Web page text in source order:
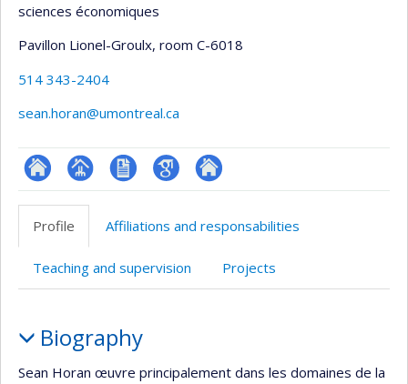
sciences économiques
Pavillon Lionel-Groulx, room C-6018
514 343-2404
sean.horan@umontreal.ca
ResearchGate
Page
professionnelle
(faculté,département,école)
CV
en
GoogleAutre
web
Profile Affiliations and responsabilities
Teaching and supervision Projects
Biography
Sean Horan œuvre principalement dans les domaines de la